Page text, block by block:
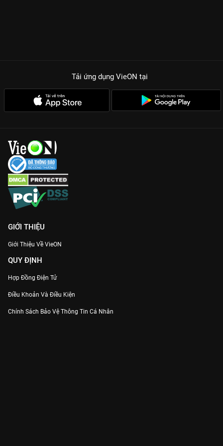
Tải ứng dụng VieON tại
GIỚI THIỆU
Giới Thiệu Về VieON
QUY ĐỊNH
Hợp Đồng Điện Tử
Điều Khoản Và Điều Kiện
Chính Sách Bảo Vệ Thông Tin Cá Nhân